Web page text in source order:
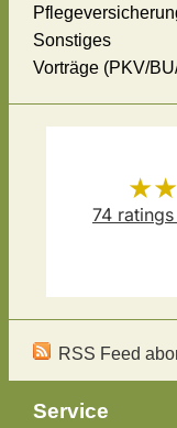
Sonstiges
Vorträge (PKV/
Schösserhas
74
RSS Feed
Service